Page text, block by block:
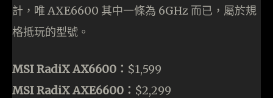
計，唯 AXE6600 其中一條為 6GHz 而已，屬於規
格抵玩的型號。
MSI RadiX AX6600： $1,599
MSI RadiX AXE6600： $2,299